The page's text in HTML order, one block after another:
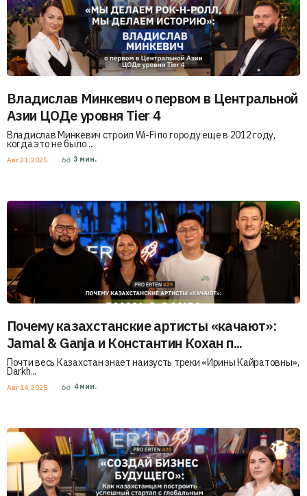
Владислав Минкевич о первом в Центральной
Азии ЦОДе уровня Tier 4
Владислав Минкевич строил Wi-Fi по городу еще в 2012 году,
когда это не было ...
Авг 21, 2025 3 мин.
Почему казахстанские артисты «качают»:
Jamal & Ganja и Константин Кохан п...
Почти весь Казахстан знает наизусть треки «Ирины Кайратовны»,
Darkh...
Авг 14, 2025 4мин.